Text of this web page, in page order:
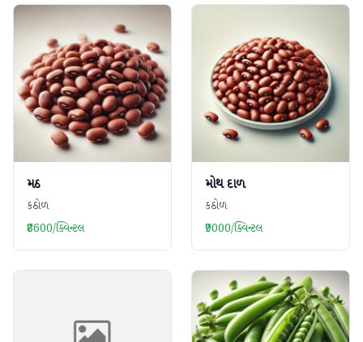
મઠ
કઠોળ
₹8600/ક્વિન્ટલ
મોથ દાળ
કઠોળ
₹9000/ક્વિન્ટલ